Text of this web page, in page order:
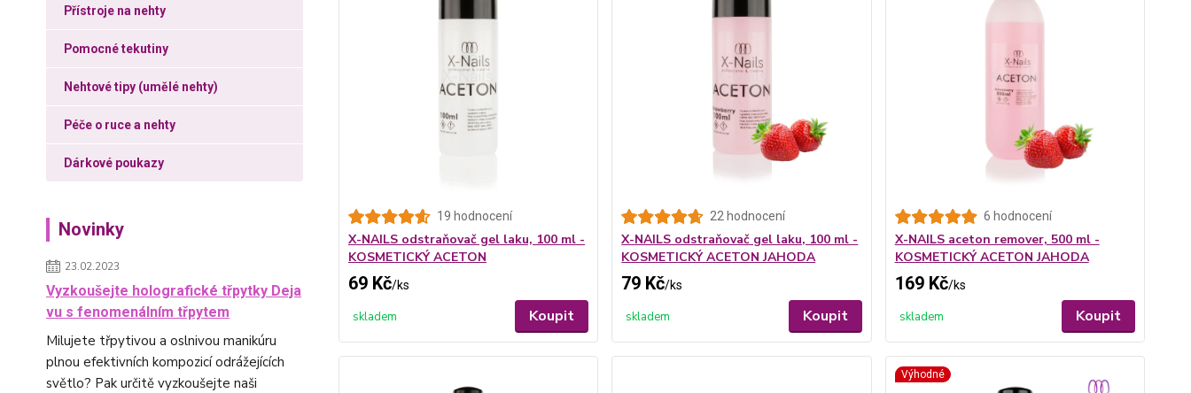
Přístroje na nehty
Pomocné tekutiny
Nehtové tipy (umělé nehty)
Péče o ruce a nehty
Dárkové poukazy
Novinky
23.02.2023
Vyzkoušejte holografické třpytky Deja
vu s fenomenálním třpytem
Milujete třpytivou a oslnivou manikúru
plnou efektivních kompozicí odrážejících
světlo? Pak určitě vyzkoušejte naši
19 hodnocení
X-NAILS odstraňovač gel laku, 100 ml -
KOSMETICKÝ ACETON
69 Kč/ks
skladem Koupit
22 hodnocení
X-NAILS odstraňovač gel laku, 100 ml -
KOSMETICKÝ ACETON JAHODA
79 Kč/ks
skladem Koupit
6 hodnocení
X-NAILS aceton remover, 500 ml -
KOSMETICKÝ ACETON JAHODA
169 Kč/ks
skladem Koupit
Výhodné